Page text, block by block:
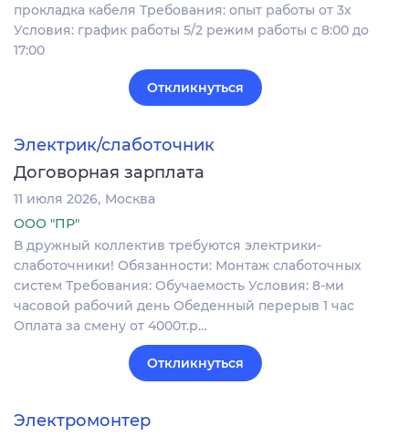
прокладка кабеля Требования: опыт работы от 3х
Условия: график работы 5/2 режим работы с 8:00 до
17:00
Откликнуться
Электрик/слаботочник
Договорная зарплата
11 июля 2026 Москва
ООО "ПР"
В дружный коллектив требуются электрики-
слаботочники! Обязанности: Монтаж слаботочных
систем Требования: Обучаемость Условия: 8-ми
часовой рабочий день Обеденный перерыв 1 час
Оплата за смену от 4000т.р…
Откликнуться
Электромонтер